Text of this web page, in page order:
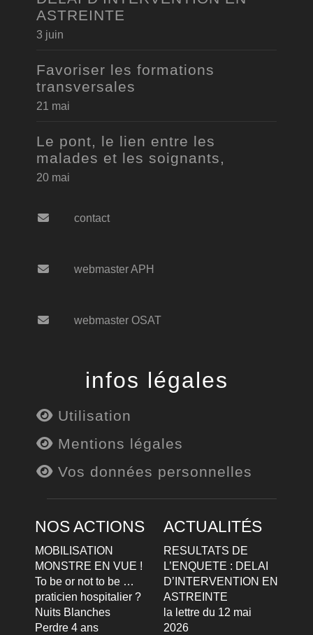
ASTREINTE
3 juin
Favoriser les formations
transversales
21 mai
Le pont, le lien entre les
malades et les soignants,
20 mai
contact
webmaster APH
webmaster OSAT
infos légales
Utilisation
Mentions légales
Vos données personnelles
NOS ACTIONS
MOBILISATION
MONSTRE EN VUE !
To be or not to be …
praticien hospitalier ?
Nuits Blanches
Perdre 4 ans
ACTUALITÉS
RESULTATS DE
L’ENQUETE : DELAI
D’INTERVENTION EN
ASTREINTE
la lettre du 12 mai
2026